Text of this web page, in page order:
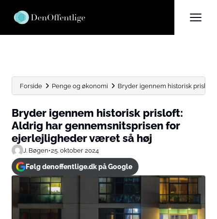
Forside Penge og økonomi Bryder igennem historisk
Bryder igennem historisk prisloft:
Aldrig har gennemsnitsprisen for
ejerlejligheder været så høj
J. Bøgen•25. oktober 2024
Følg denoffentlige.dk på Google